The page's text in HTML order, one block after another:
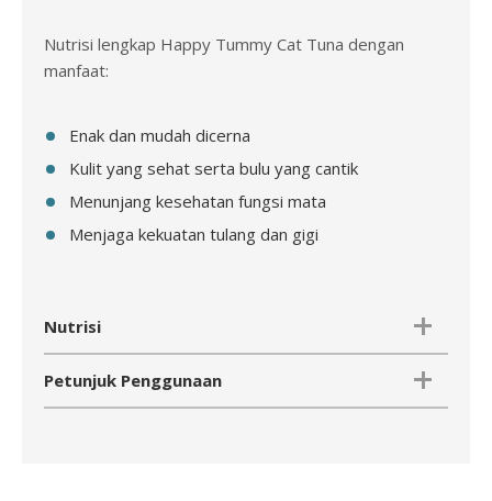
Nutrisi lengkap Happy Tummy Cat Tuna dengan
manfaat:
Enak dan mudah dicerna
Kulit yang sehat serta bulu yang cantik
Menunjang kesehatan fungsi mata
Menjaga kekuatan tulang dan gigi
Nutrisi
Petunjuk Penggunaan